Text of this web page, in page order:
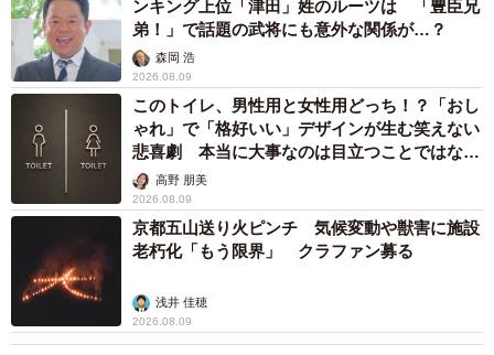
ンキング上位「津田」姓のルーツは 「豊臣兄
弟！」で話題の武将にも意外な関係が…？
森岡 浩
2026.08.09
このトイレ、男性用と女性用どっち！？「おし
ゃれ」で「格好いい」デザインが生む笑えない
悲喜劇 本当に大事なのは目立つことではな
く…高野 朋美
2026.08.09
京都五山送り火ピンチ 気候変動や獣害に施設
老朽化「もう限界」 クラファン募る
浅井 佳穂
2026.08.09